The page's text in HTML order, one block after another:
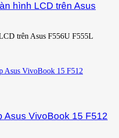
hình LCD trên Asus
trên Asus F556U F555L
Asus VivoBook 15 F512